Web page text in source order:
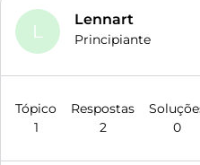
L
Lennart
Principiante
Tópico
1
Respostas
2
0